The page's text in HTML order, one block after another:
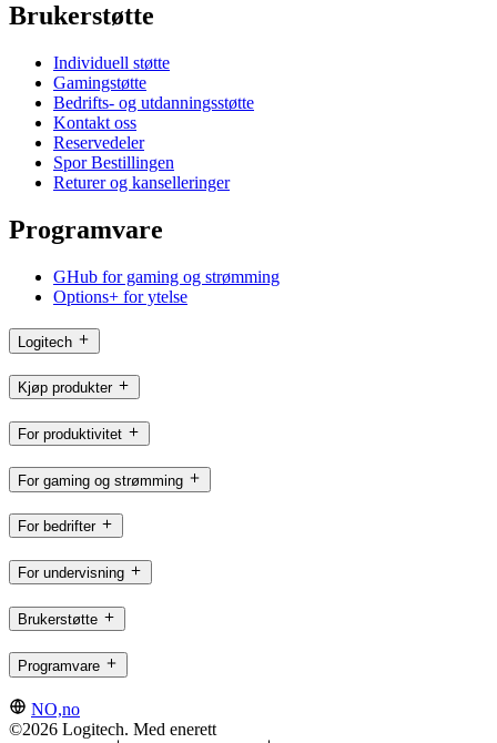
Brukerstøtte
Individuell støtte
Gamingstøtte
Bedrifts- og utdanningsstøtte
Kontakt oss
Reservedeler
Spor Bestillingen
Returer og kanselleringer
Programvare
GHub for gaming og strømming
Options+ for ytelse
Logitech
Kjøp produkter
For produktivitet
For gaming og strømming
For bedrifter
For undervisning
Brukerstøtte
Programvare
NO,no
©2026 Logitech. Med enerett